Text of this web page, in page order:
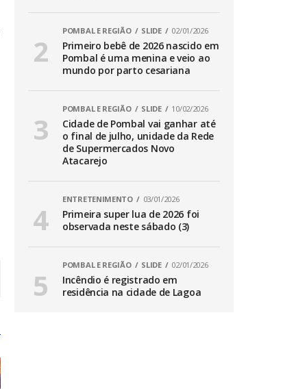
POMBAL E REGIÃO SLIDE 02/01/2026
Primeiro bebê de 2026 nascido em
Pombal é uma menina e veio ao
mundo por parto cesariana
POMBAL E REGIÃO SLIDE 10/02/2026
Cidade de Pombal vai ganhar até
o final de julho, unidade da Rede
de Supermercados Novo
Atacarejo
ENTRETENIMENTO 03/01/2026
Primeira super lua de 2026 foi
observada neste sábado (3)
POMBAL E REGIÃO SLIDE 02/01/2026
Incêndio é registrado em
residência na cidade de Lagoa